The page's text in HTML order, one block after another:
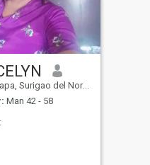
Surigao del Norte, Filippinerna
Man 42 - 58